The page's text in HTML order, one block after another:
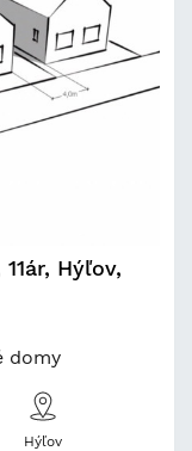
Hýľov,
domy
Hýľov